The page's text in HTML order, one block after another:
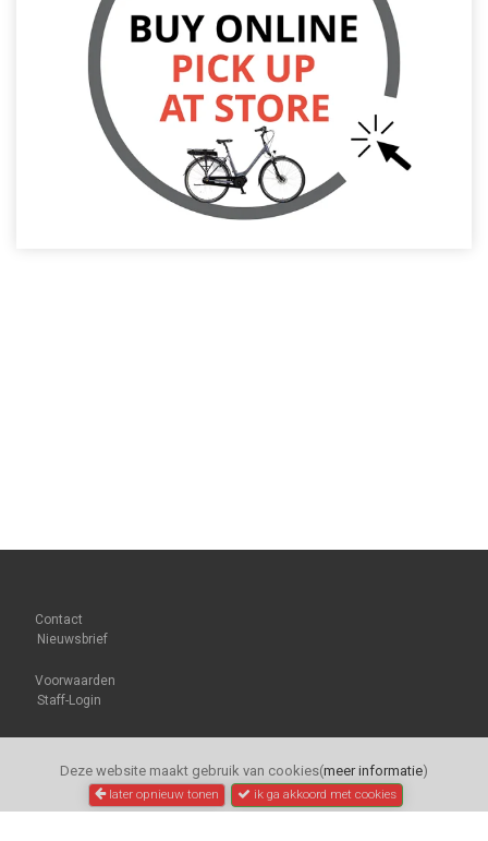
Deze website maakt gebruik van cookies(meer informatie)
later opnieuw tonen ik ga akkoord met cookies
Contact
Nieuwsbrief
Voorwaarden
Staff-Login